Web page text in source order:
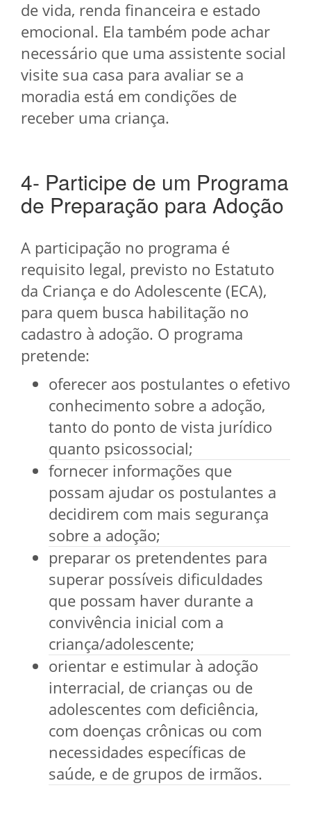
de vida, renda financeira e estado
emocional. Ela também pode achar
necessário que uma assistente social
visite sua casa para avaliar se a
moradia está em condições de
receber uma criança.
4- Participe de um Programa
de Preparação para Adoção
A participação no programa é
requisito legal, previsto no Estatuto
da Criança e do Adolescente (ECA),
para quem busca habilitação no
cadastro à adoção. O programa
pretende:
oferecer aos postulantes o efetivo
conhecimento sobre a adoção,
tanto do ponto de vista jurídico
quanto psicossocial;
fornecer informações que
possam ajudar os postulantes a
decidirem com mais segurança
sobre a adoção;
preparar os pretendentes para
superar possíveis dificuldades
que possam haver durante a
convivência inicial com a
criança/adolescente;
orientar e estimular à adoção
interracial, de crianças ou de
adolescentes com deficiência,
com doenças crônicas ou com
necessidades específicas de
saúde, e de grupos de irmãos.